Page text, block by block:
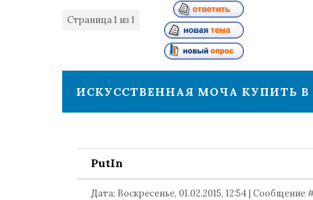
Страница1 из 1
ИСКУССТВЕННАЯ МОЧА КУПИТЬ В
PutIn
Дата: Воскресенье, 01.02.2015, 12:54 | Сообщение